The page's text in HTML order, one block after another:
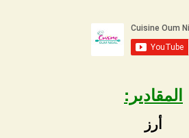
المقادير:
أرز